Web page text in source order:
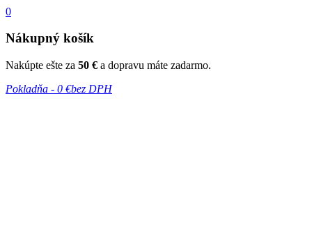
0
Nákupný košík
Nakúpte ešte za 50 € a dopravu máte zadarmo.
Pokladňa - 0 €bez DPH